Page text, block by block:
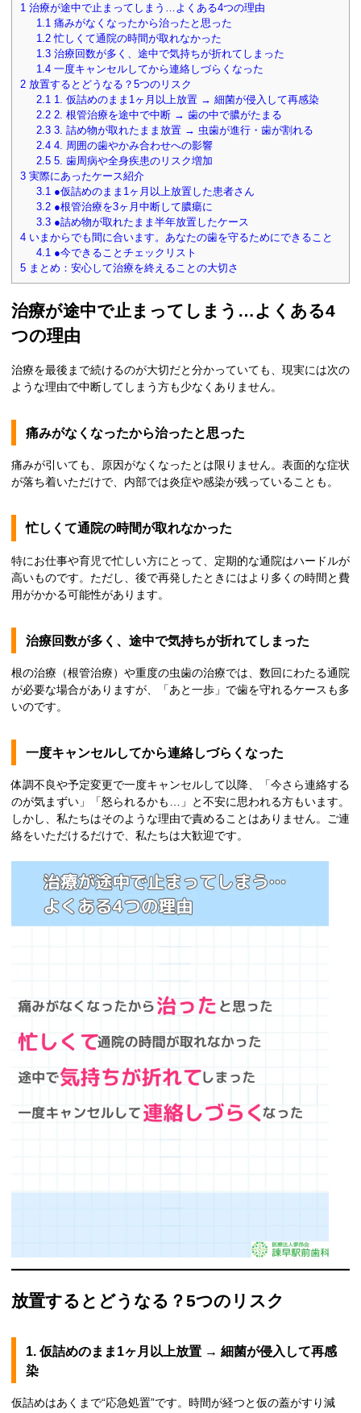
1 治療が途中で止まってしまう…よくある4つの理由
1.1 痛みがなくなったから治ったと思った
1.2忙しくて通院の時間が取れなかった
1.3治療回数が多く、途中で気持ちが折れてしまった
1.4一度キャンセルしてから連絡しづらくなった
2 放置するとどうなる？5つのリスク
2.1 1. 仮詰めのまま1ヶ月以上放置 → 細菌が侵入して再感染
2.22. 根管治療を途中で中断 → 歯の中で膿がたまる
2.33. 詰め物が取れたまま放置 → 虫歯が進行・歯が割れる
2.44. 周囲の歯やかみ合わせへの影響
2.55. 歯周病や全身疾患のリスク増加
3 実際にあったケース紹介
3.1 ●仮詰めのまま1ヶ月以上放置した患者さん
3.2●根管治療を3ヶ月中断して膿瘍に
3.3●詰め物が取れたまま半年放置したケース
4 いまからでも間に合います。あなたの歯を守るためにできること
4.1 ●今できることチェックリスト
5 まとめ：安心して治療を終えることの大切さ
治療が途中で止まってしまう…よくある4
つの理由
治療を最後まで続けるのが大切だと分かっていても、現実には次の
ような理由で中断してしまう方も少なくありません。
痛みがなくなったから治ったと思った
痛みが引いても、原因がなくなったとは限りません。表面的な症状
が落ち着いただけで、内部では炎症や感染が残っていることも。
忙しくて通院の時間が取れなかった
特にお仕事や育児で忙しい方にとって、定期的な通院はハードルが
高いものです。ただし、後で再発したときにはより多くの時間と費
用がかかる可能性があります。
治療回数が多く、途中で気持ちが折れてしまった
根の治療（根管治療）や重度の虫歯の治療では、数回にわたる通院
が必要な場合がありますが、「あと一歩」で歯を守れるケースも多
いのです。
一度キャンセルしてから連絡しづらくなった
体調不良や予定変更で一度キャンセルして以降、「今さら連絡する
のが気まずい」「怒られるかも…」と不安に思われる方もいます。
しかし、私たちはそのような理由で責めることはありません。ご連
絡をいただけるだけで、私たちは大歓迎です。
放置するとどうなる？5つのリスク
1. 仮詰めのまま1ヶ月以上放置 → 細菌が侵入して再感
染
仮詰めはあくまで“応急処置”です。時間が経つと仮の蓋がすり減